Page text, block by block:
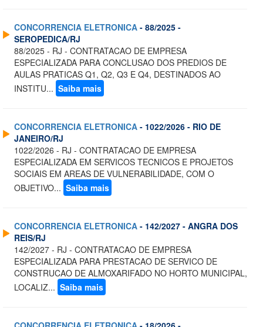
CONCORRENCIA ELETRONICA - 88/2025 -
SEROPEDICA/RJ
88/2025 - RJ - CONTRATACAO DE EMPRESA
ESPECIALIZADA PARA CONCLUSAO DOS PREDIOS DE
AULAS PRATICAS Q1, Q2, Q3 E Q4, DESTINADOS AO
INSTITU... Saiba mais
CONCORRENCIA ELETRONICA - 1022/2026 - RIO DE
JANEIRO/RJ
1022/2026 - RJ - CONTRATACAO DE EMPRESA
ESPECIALIZADA EM SERVICOS TECNICOS E PROJETOS
SOCIAIS EM AREAS DE VULNERABILIDADE, COM O
OBJETIVO... Saiba mais
CONCORRENCIA ELETRONICA - 142/2027 - ANGRA DOS
REIS/RJ
142/2027 - RJ - CONTRATACAO DE EMPRESA
ESPECIALIZADA PARA PRESTACAO DE SERVICO DE
CONSTRUCAO DE ALMOXARIFADO NO HORTO MUNICIPAL,
LOCALIZ... Saiba mais